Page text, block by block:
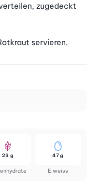
zugedeckt
servieren.
23 g
Eiweiss
47 g